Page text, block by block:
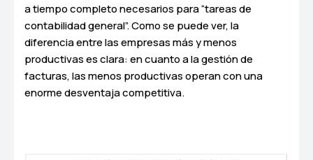
a tiempo completo necesarios para “tareas de
contabilidad general”. Como se puede ver, la
diferencia entre las empresas más y menos
productivas es clara: en cuanto a la gestión de
facturas, las menos productivas operan con una
enorme desventaja competitiva.